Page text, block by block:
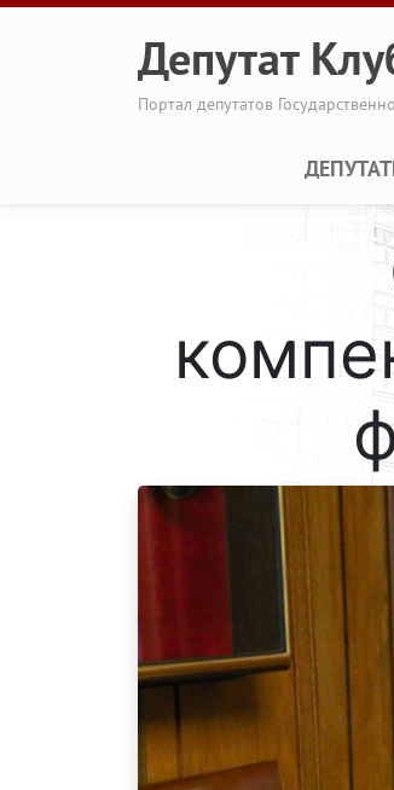
Перейти к основному содержанию
Депутат
Портал депутатов
Main